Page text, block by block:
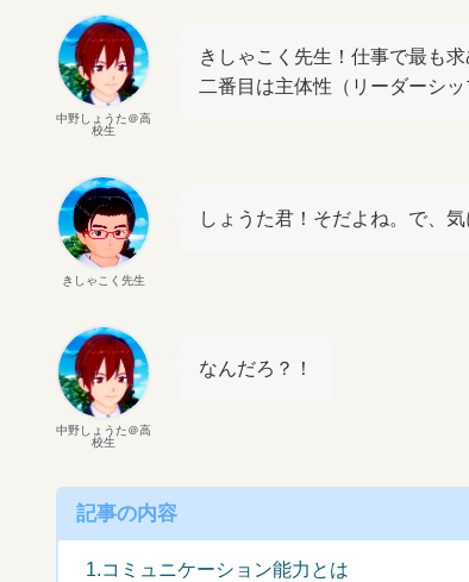
中野しょうた＠高
校生
きしゃこく先生！仕事で最も
二番目は主体性（リーダーシ
きしゃこく先生
しょうた君！そだよね。で、
中野しょうた＠高
校生
なんだろ？！
記事の内容
1.コミュニケーション能力とは